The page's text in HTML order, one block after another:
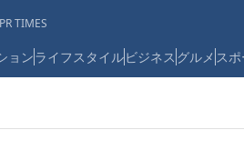
TIMES
ョンライフスタイルビジネス グルメ ス